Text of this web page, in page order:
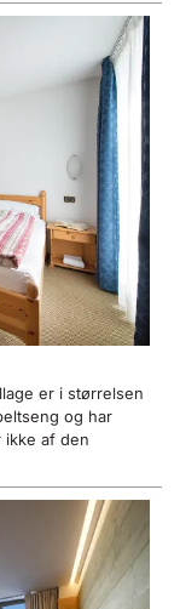
er i størrelsen
og har
ikke af den